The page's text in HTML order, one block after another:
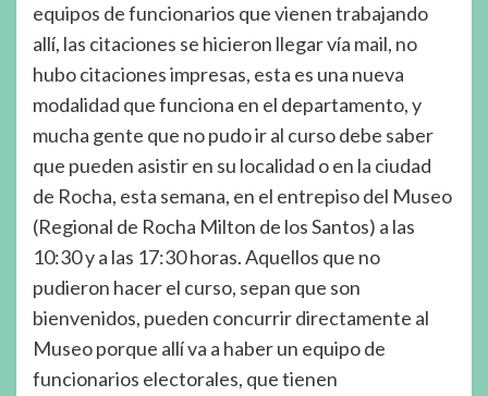
equipos de funcionarios que vienen trabajando
allí, las citaciones se hicieron llegar vía mail, no
hubo citaciones impresas, esta es una nueva
modalidad que funciona en el departamento, y
mucha gente que no pudo ir al curso debe saber
que pueden asistir en su localidad o en la ciudad
de Rocha, esta semana, en el entrepiso del Museo
(Regional de Rocha Milton de los Santos) a las
10:30 y a las 17:30 horas. Aquellos que no
pudieron hacer el curso, sepan que son
bienvenidos, pueden concurrir directamente al
Museo porque allí va a haber un equipo de
funcionarios electorales, que tienen